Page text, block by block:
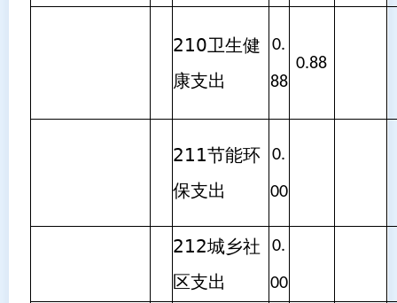
210卫生健
康支出
0.
88
0.88
211节能环
保支出
0.
00
212城乡社
区支出
0.
00